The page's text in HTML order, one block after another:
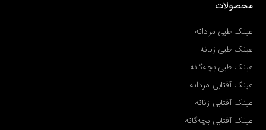
محصولات
عینک طبی مردانه
عینک طبی زنانه
عینک طبی بچه‌گانه
عینک آفتابی مردانه
عینک آفتابی زنانه
عینک آفتابی بچه‌گانه